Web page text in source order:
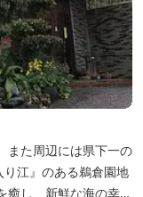
また周辺には県下一の
江』のある鵜倉園地
癒し、新鮮な海の幸を